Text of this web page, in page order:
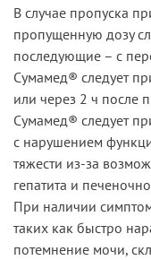
В случае пропуска
пропущенную дозу
последующие – с
Сумамед® следует
или через 2 ч после
Сумамед® следует
с нарушением
тяжести из-за
гепатита и
При наличии
таких как быстро
потемнение мочи,